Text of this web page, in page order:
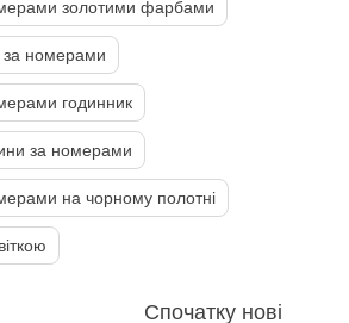
золотими фарбами
за номерами
годинник
за номерами
на чорному полотні
Спочатку нові